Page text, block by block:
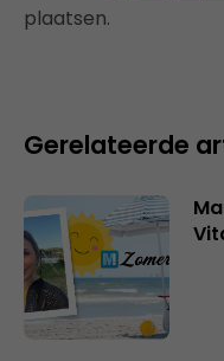
plaatsen.
Gerelateerde